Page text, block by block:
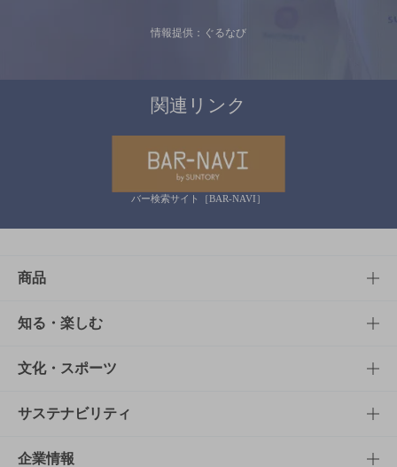
情報提供：ぐるなび
関連リンク
バー検索サイト［BAR-NAVI］
商品
商品TOP
商品一覧
商品発売情報
栄養成分一覧
知る・楽しむ
知る・楽しむTOP
キャンペーン
工場見学
文化・スポーツ
文化・スポーツTOP
サントリーホール
サステナビリティ
サステナビリティTOP
企業情報